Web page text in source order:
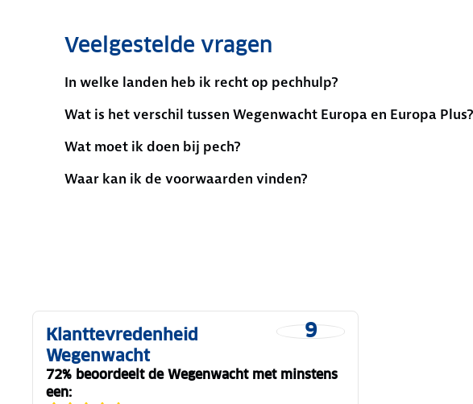
Veelgestelde vragen
In welke landen heb ik recht op pechhulp?
Wat is het verschil tussen Wegenwacht Europa en Europa Plus?
Wat moet ik doen bij pech?
Waar kan ik de voorwaarden vinden?
9
Klanttevredenheid
Wegenwacht
72% beoordeelt de Wegenwacht met minstens
een: